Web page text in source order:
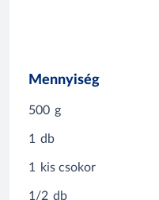
Mennyiség
500 g
1 db
1 kis csokor
1/2 db